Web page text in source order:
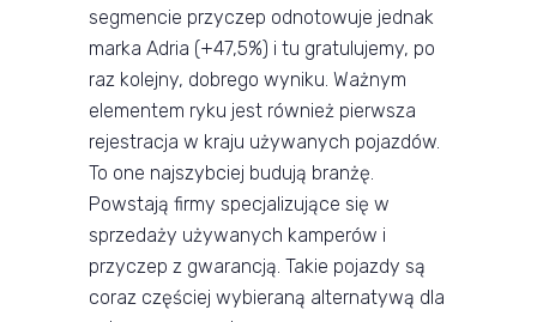
segmencie przyczep odnotowuje jednak
marka Adria (+47,5%) i tu gratulujemy, po
raz kolejny, dobrego wyniku. Ważnym
elementem ryku jest również pierwsza
rejestracja w kraju używanych pojazdów.
To one najszybciej budują branżę.
Powstają firmy specjalizujące się w
sprzedaży używanych kamperów i
przyczep z gwarancją. Takie pojazdy są
coraz częściej wybieraną alternatywą dla